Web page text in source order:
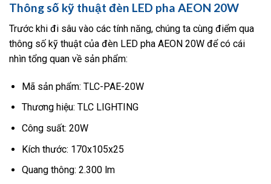
Thông số kỹ thuật đèn LED pha AEON 20W
Trước khi đi sâu vào các tính năng, chúng ta cùng điểm qua
thông số kỹ thuật của đèn LED pha AEON 20W để có cái
nhìn tổng quan về sản phẩm:
Mã sản phẩm: TLC-PAE-20W
Thương hiệu: TLC LIGHTING
Công suất: 20W
Kích thước: 170x105x25
Quang thông: 2.300 lm